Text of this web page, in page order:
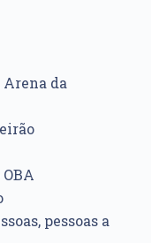
Arena da